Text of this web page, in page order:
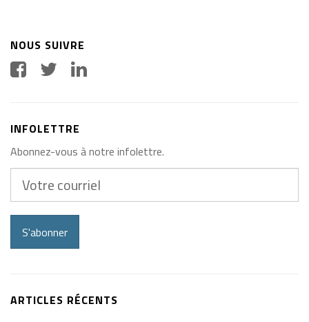
NOUS SUIVRE
INFOLETTRE
Abonnez-vous à notre infolettre.
courriel
S'abonner
ARTICLES RÉCENTS